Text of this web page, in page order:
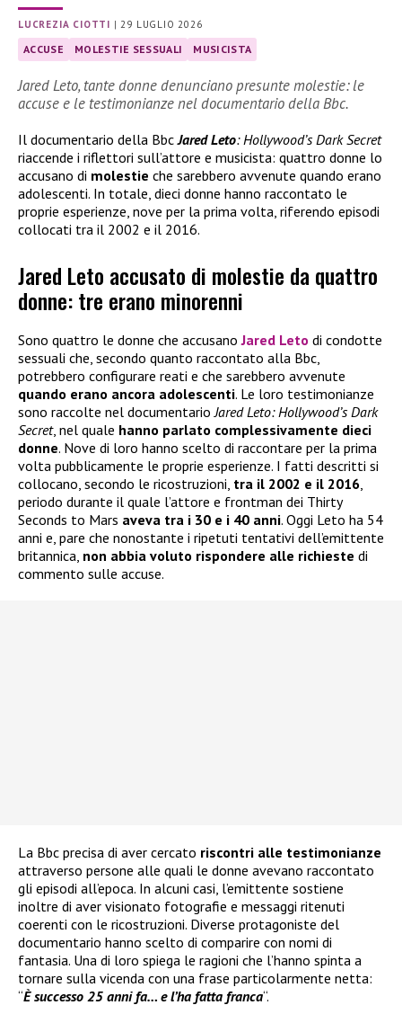
LUCREZIA CIOTTI |29 LUGLIO 2026
ACCUSE MOLESTIE SESSUALI MUSICISTA
Jared Leto, tante donne denunciano presunte molestie: le
accuse e le testimonianze nel documentario della Bbc.
Il documentario della BbcJared Leto: Hollywood’s Dark Secret
riaccende i riflettori sull’attore e musicista: quattro donne lo
accusano di molestie che sarebbero avvenute quando erano
adolescenti. In totale, dieci donne hanno raccontato le
proprie esperienze, nove per la prima volta, riferendo episodi
collocati tra il 2002 e il 2016.
Jared Leto accusato di molestie da quattro
donne: tre erano minorenni
Sono quattro le donne che accusanoJared Leto di condotte
sessuali che, secondo quanto raccontato alla Bbc,
potrebbero configurare reati e che sarebbero avvenute
quando erano ancora adolescenti. Le loro testimonianze
sono raccolte nel documentario Jared Leto: Hollywood’s Dark
Secret, nel quale hanno parlato complessivamente dieci
donne. Nove di loro hanno scelto di raccontare per la prima
volta pubblicamente le proprie esperienze. I fatti descritti si
collocano, secondo le ricostruzioni, tra il 2002 e il 2016
periodo durante il quale l’attore e frontman dei Thirty
Seconds to Mars aveva tra i 30 e i 40 anni. Oggi Leto ha 54
anni e, pare che nonostante i ripetuti tentativi dell’emittente
britannica, non abbia voluto rispondere alle richieste di
commento sulle accuse.
La Bbc precisa di aver cercato riscontri alle testimonianze
attraverso persone alle quali le donne avevano raccontato
gli episodi all’epoca. In alcuni casi, l’emittente sostiene
inoltre di aver visionato fotografie e messaggi ritenuti
coerenti con le ricostruzioni. Diverse protagoniste del
documentario hanno scelto di comparire con nomi di
fantasia. Una di loro spiega le ragioni che l’hanno spinta a
tornare sulla vicenda con una frase particolarmente netta:
“È successo 25 anni fa… e l’ha fatta franca“.